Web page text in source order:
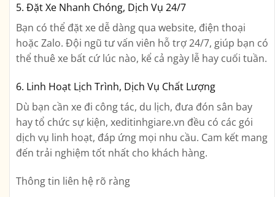
5. Đặt Xe Nhanh Chóng, Dịch Vụ 24/7
Bạn có thể đặt xe dễ dàng qua website, điện thoại
hoặc Zalo. Đội ngũ tư vấn viên hỗ trợ 24/7, giúp bạn có
thể thuê xe bất cứ lúc nào, kể cả ngày lễ hay cuối tuần.
6. Linh Hoạt Lịch Trình, Dịch Vụ Chất Lượng
Dù bạn cần xe đi công tác, du lịch, đưa đón sân bay
hay tổ chức sự kiện, xeditinhgiare.vn đều có các gói
dịch vụ linh hoạt, đáp ứng mọi nhu cầu. Cam kết mang
đến trải nghiệm tốt nhất cho khách hàng.
Thông tin liên hệ rõ ràng